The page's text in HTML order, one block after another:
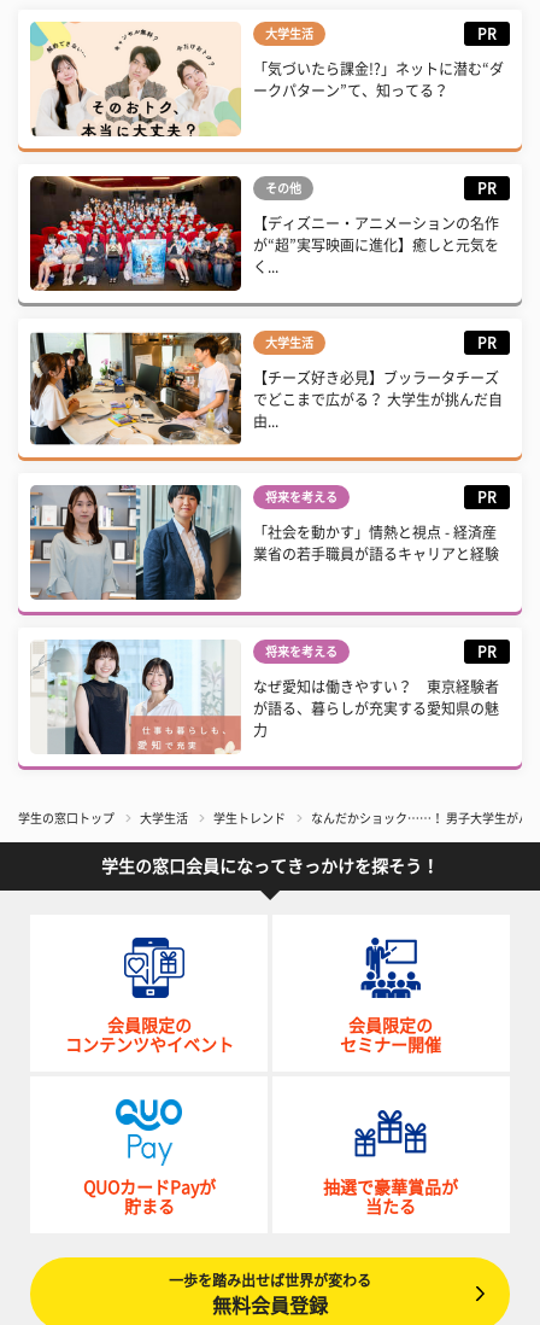
大学生活 PR
「気づいたら課金!?」ネットに潜む“ダ
ークパターン”て、知ってる？
その他 PR
【ディズニー・アニメーションの名作
が“超”実写映画に進化】癒しと元気を
く...
大学生活 PR
【チーズ好き必見】ブッラータチーズ
でどこまで広がる？ 大学生が挑んだ自
由...
将来を考える PR
「社会を動かす」情熱と視点 - 経済産
業省の若手職員が語るキャリアと経験
将来を考える PR
なぜ愛知は働きやすい？ 東京経験者
が語る、暮らしが充実する愛知県の魅
力
学生の窓口トップ 大学生活 学生トレンド なんだかショック……！ 男子大学生がバ
学生の窓口会員になってきっかけを探そう！
会員限定の
コンテンツやイベント
会員限定の
セミナー開催
QUOカードPayが
貯まる
抽選で豪華賞品が
当たる
一歩を踏み出せば世界が変わる
無料会員登録